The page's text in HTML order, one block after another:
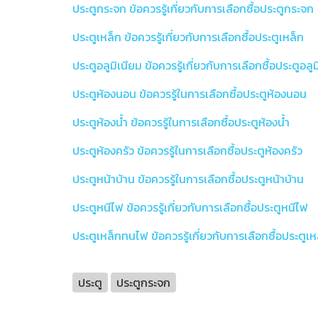
ประตูกระจก ข้อควรรู้เกี่ยวกับการเลือกซื้อประตูกระจก
ประตูเหล็ก ข้อควรรู้เกี่ยวกับการเลือกซื้อประตูเหล็ก
ประตูอลูมิเนียม ข้อควรรู้เกี่ยวกับการเลือกซื้อประตูอลู
ประตูห้องนอน ข้อควรรู้ในการเลือกซื้อประตูห้องนอน
ประตูห้องน้ำ ข้อควรรู้ในการเลือกซื้อประตูห้องน้ำ
ประตูห้องครัว ข้อควรรู้ในการเลือกซื้อประตูห้องครัว
ประตูหน้าบ้าน ข้อควรรู้ในการเลือกซื้อประตูหน้าบ้าน
ประตูหนีไฟ ข้อควรรู้เกี่ยวกับการเลือกซื้อประตูหนีไฟ
ประตูเหล็กทนไฟ ข้อควรรู้เกี่ยวกับการเลือกซื้อประตูเ
ประตู ประตูกระจก